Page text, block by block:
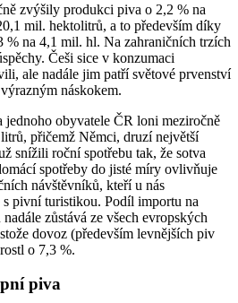
zvýšily produkci piva o 2,2 % na
mil. hektolitrů, a to především díky
% na 4,1 mil. hl. Na zahraničních trzích
Češi sice v konzumaci
ale nadále jim patří světové prvenství
náskokem.
jednoho obyvatele ČR loni meziročně
přičemž Němci, druzí největší
snížili roční spotřebu tak, že sotva
spotřeby do jisté míry ovlivňuje
návštěvníků, kteří u nás
pivní turistikou. Podíl importu na
zůstává ze všech evropských
dovoz (především levnějších piv
o 7,3 %.
piva